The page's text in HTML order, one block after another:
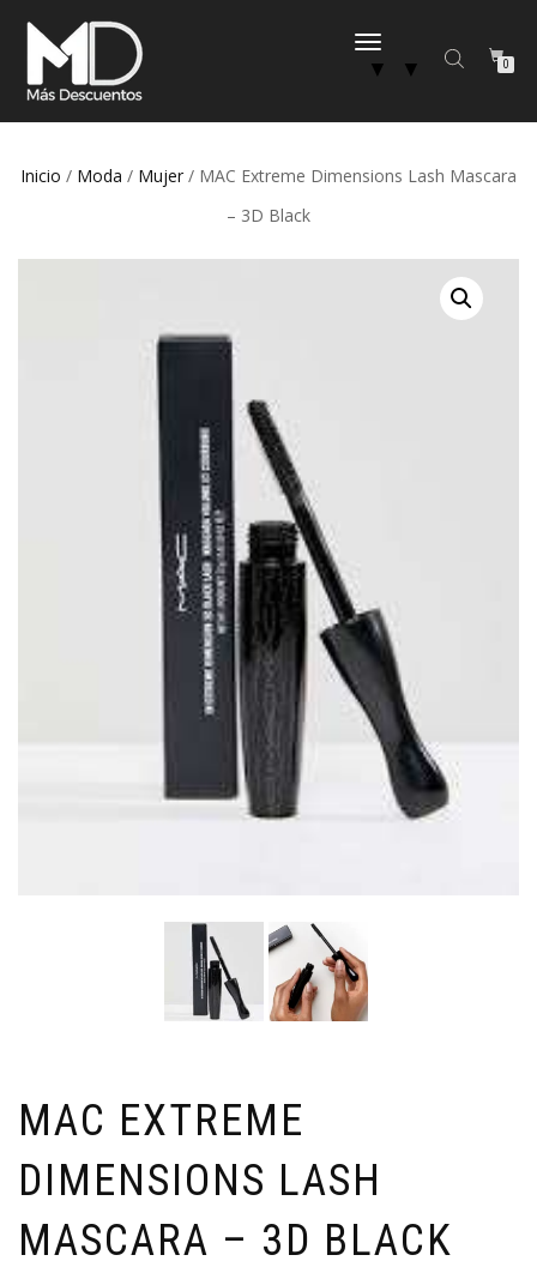
CAMBIAR
NAVEGACIÓN
▼ ▼ 0
Inicio / Moda / Mujer / MAC Extreme Dimensions Lash Mascara
– 3D Black
MAC EXTREME
DIMENSIONS LASH
MASCARA – 3D BLACK